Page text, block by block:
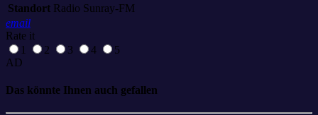
Standort Radio Sunray-FM
email
Rate it
1
2 3 4
5
AD
Das könnte Ihnen auch gefallen